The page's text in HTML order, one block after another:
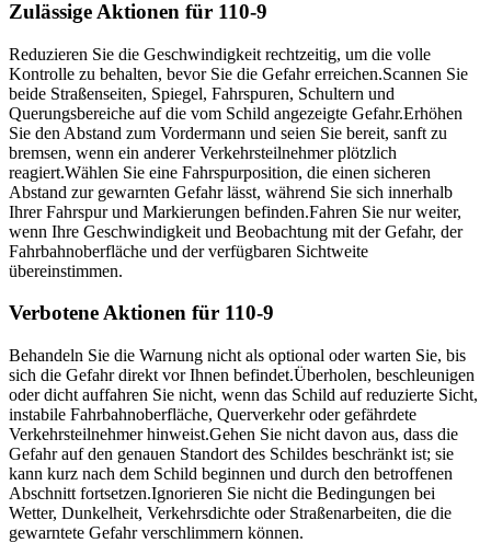
Zulässige Aktionen für 110-9
Reduzieren Sie die Geschwindigkeit rechtzeitig, um die volle
Kontrolle zu behalten, bevor Sie die Gefahr erreichen.Scannen Sie
beide Straßenseiten, Spiegel, Fahrspuren, Schultern und
Querungsbereiche auf die vom Schild angezeigte Gefahr.Erhöhen
Sie den Abstand zum Vordermann und seien Sie bereit, sanft zu
bremsen, wenn ein anderer Verkehrsteilnehmer plötzlich
reagiert.Wählen Sie eine Fahrspurposition, die einen sicheren
Abstand zur gewarnten Gefahr lässt, während Sie sich innerhalb
Ihrer Fahrspur und Markierungen befinden.Fahren Sie nur weiter,
wenn Ihre Geschwindigkeit und Beobachtung mit der Gefahr, der
Fahrbahnoberfläche und der verfügbaren Sichtweite
übereinstimmen.
Verbotene Aktionen für 110-9
Behandeln Sie die Warnung nicht als optional oder warten Sie, bis
sich die Gefahr direkt vor Ihnen befindet.Überholen, beschleunigen
oder dicht auffahren Sie nicht, wenn das Schild auf reduzierte Sicht,
instabile Fahrbahnoberfläche, Querverkehr oder gefährdete
Verkehrsteilnehmer hinweist.Gehen Sie nicht davon aus, dass die
Gefahr auf den genauen Standort des Schildes beschränkt ist; sie
kann kurz nach dem Schild beginnen und durch den betroffenen
Abschnitt fortsetzen.Ignorieren Sie nicht die Bedingungen bei
Wetter, Dunkelheit, Verkehrsdichte oder Straßenarbeiten, die die
gewarntete Gefahr verschlimmern können.